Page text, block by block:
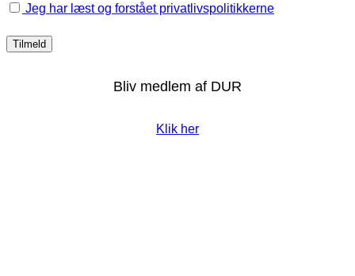
Jeg har læst og forstået privatlivspolitikkerne
Bliv medlem af DUR
Klik her